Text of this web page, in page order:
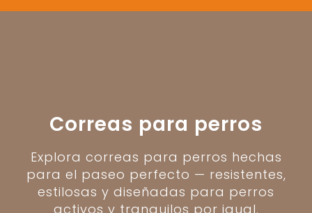
Correas para perros
Explora correas para perros hechas
para el paseo perfecto — resistentes,
estilosas y diseñadas para perros
activos y tranquilos por igual.